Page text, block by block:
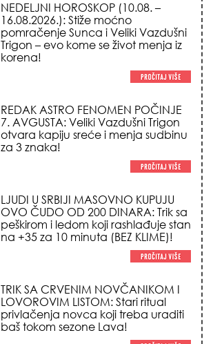
NEDELJNI HOROSKOP (10.08. –
16.08.2026.): Stiže moćno
pomračenje Sunca i Veliki Vazdušni
Trigon – evo kome se život menja iz
korena!
REDAK ASTRO FENOMEN POČINJE
7. AVGUSTA: Veliki Vazdušni Trigon
otvara kapiju sreće i menja sudbinu
za 3 znaka!
LJUDI U SRBIJI MASOVNO KUPUJU
OVO ČUDO OD 200 DINARA: Trik sa
peškirom i ledom koji rashlađuje stan
na +35 za 10 minuta (BEZ KLIME)!
TRIK SA CRVENIM NOVČANIKOM I
LOVOROVIM LISTOM: Stari ritual
privlačenja novca koji treba uraditi
baš tokom sezone Lava!